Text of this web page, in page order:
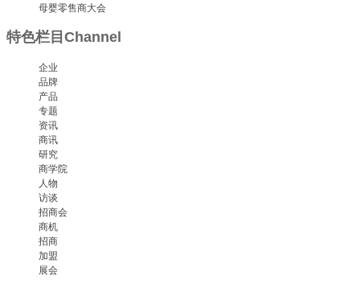
母婴零售商大会
特色栏目 Channel
企业
品牌
产品
专题
资讯
商讯
研究
商学院
人物
访谈
招商会
商机
招商
加盟
展会